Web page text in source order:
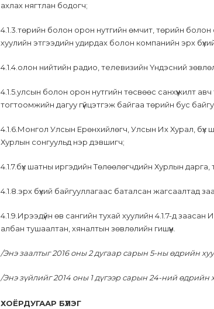
ахлах нягтлан бодогч;
4.1.3.төрийн болон орон нутгийн өмчит, төрийн
хуулийн этгээдийн удирдах болон компанийн эрх
4.1.4.олон нийтийн радио, телевизийн Үндэсний
4.1.5.улсын болон орон нутгийн төсвөөс санхүүжилт авч
тогтоомжийн дагуу гүйцэтгэж байгаа төрийн бус
4.1.6.Монгол Улсын Ерөнхийлөгч, Улсын Их Хурал, бүх
Хурлын сонгуульд нэр дэвшигч;
4.1.7.бүх шатны иргэдийн Төлөөлөгчдийн Хурлын дарга,
4.1.8.эрх бүхий байгууллагаас баталсан жагсаалтад
4.1.9.Ирээдүйн өв сангийн тухай хуулийн 4.1.7-д заасан
албан тушаалтан, хяналтын зөвлөлийн гишүүн.
/Энэ заалтыг 2016 оны 2 дугаар сарын 5-ны өдрийн
/Энэ зүйлийг 2014 оны 1 дүгээр сарын 24-ний
ХОЁРДУГААР БҮЛЭГ